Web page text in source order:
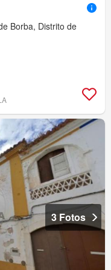
Borba, Distrito de
3 Fotos